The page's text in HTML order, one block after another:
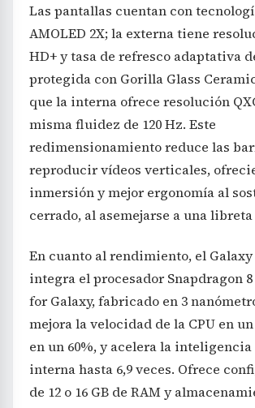
Las pantallas cuentan con
AMOLED 2X; la externa tiene
HD+ y tasa de refresco adaptativa
protegida con Gorilla Glass
que la interna ofrece resolución
misma fluidez de 120 Hz. Este
redimensionamiento reduce las
reproducir vídeos verticales,
inmersión y mejor ergonomía al
cerrado, al asemejarse a una
En cuanto al rendimiento, el Galaxy
integra el procesador Snapdragon
for Galaxy, fabricado en 3
mejora la velocidad de la CPU en un
en un 60%, y acelera la
interna hasta 6,9 veces. Ofrece
de 12 o 16 GB de RAM y